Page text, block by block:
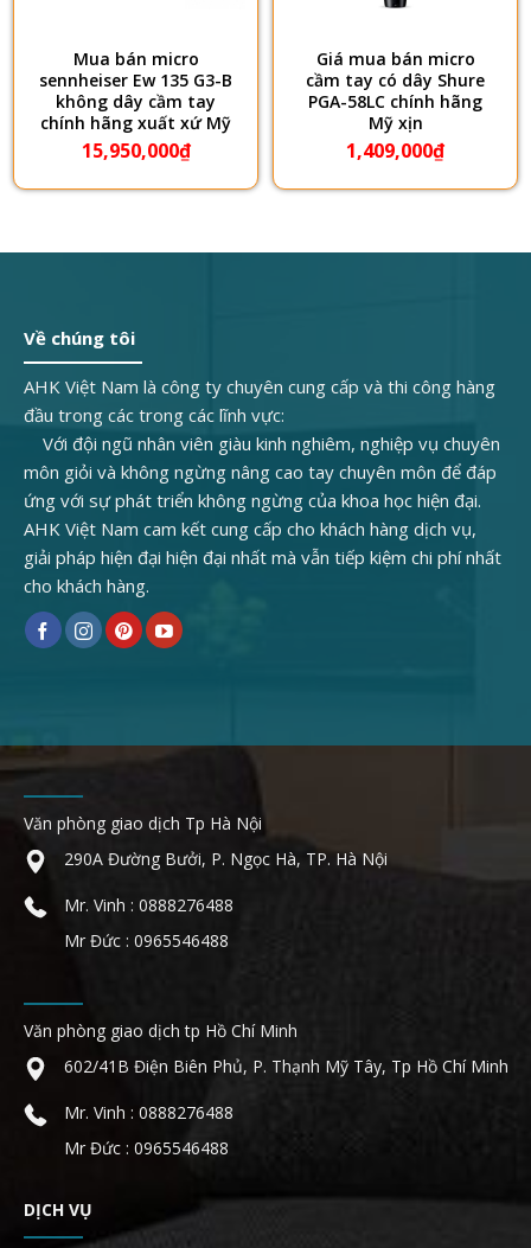
Mua bán micro
sennheiser Ew 135 G3-B
không dây cầm tay
chính hãng xuất xứ Mỹ
15,950,000₫
Giá mua bán micro
cầm tay có dây Shure
PGA-58LC chính hãng
Mỹ xịn
1,409,000₫
Về chúng tôi
AHK Việt Nam là công ty chuyên cung cấp và thi công hàng
đầu trong các trong các lĩnh vực:
Với đội ngũ nhân viên giàu kinh nghiêm, nghiệp vụ chuyên
môn giỏi và không ngừng nâng cao tay chuyên môn để đáp
ứng với sự phát triển không ngừng của khoa học hiện đại.
AHK Việt Nam cam kết cung cấp cho khách hàng dịch vụ,
giải pháp hiện đại hiện đại nhất mà vẫn tiếp kiệm chi phí nhất
cho khách hàng.
Văn phòng giao dịch Tp Hà Nội
290A Đường Bưởi, P. Ngọc Hà, TP. Hà Nội
Mr. Vinh : 0888276488
Mr Đức : 0965546488
Văn phòng giao dịch tp Hồ Chí Minh
602/41B Điện Biên Phủ, P. Thạnh Mỹ Tây, Tp Hồ Chí Minh
Mr. Vinh : 0888276488
Mr Đức : 0965546488
DỊCH VỤ